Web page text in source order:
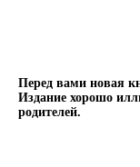
Перед вами новая
Издание хорошо
родителей.